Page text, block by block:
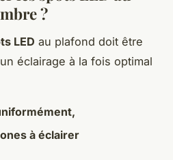
?
LED au plafond doit être
éclairage à la fois optimal
à éclairer